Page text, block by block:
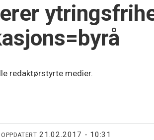
redaktørstyrte medier.
21.02.2017 - 10:31